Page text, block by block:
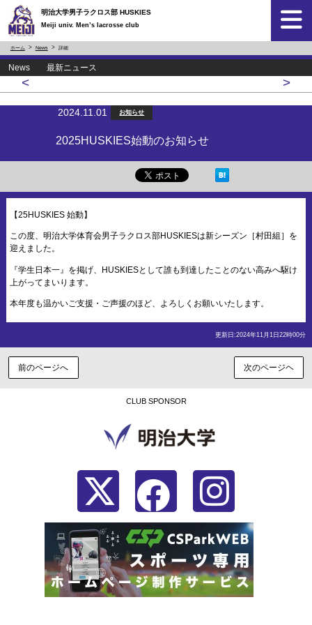
明治大学男子ラクロス部 HUSKIES
Meiji univ. Men’s lacrosse club
ホーム News 詳細
News 最新ニュース
< >
2024.11.01 お知らせ
2025HUSKIES始動のお知らせ
【25HUSKIES 始動】
この度、明治大学体育会男子ラクロス部HUSKIESは新シーズン［村田組］を
迎えました。
『学生日本一』を掲げ、HUSKIESとして誰も到達したことのない高みへ駆け
上がってまいります。
本年度も温かいご支援・ご声援のほど、よろしくお願いいたします。
更新日:2024年11月1日22時00分
前のページへ 次のページヘ
CLUB SPONSOR